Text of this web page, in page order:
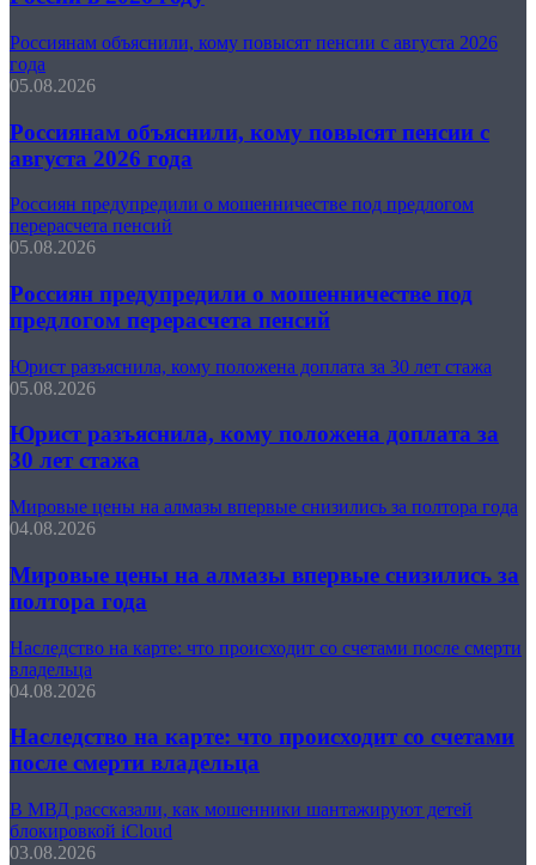
Россиянам объяснили, кому повысят пенсии с августа 2026
года
05.08.2026
Россиянам объяснили, кому повысят пенсии с
августа 2026 года
Россиян предупредили о мошенничестве под предлогом
перерасчета пенсий
05.08.2026
Россиян предупредили о мошенничестве под
предлогом перерасчета пенсий
Юрист разъяснила, кому положена доплата за 30 лет стажа
05.08.2026
Юрист разъяснила, кому положена доплата за
30 лет стажа
Мировые цены на алмазы впервые снизились за полтора года
04.08.2026
Мировые цены на алмазы впервые снизились за
полтора года
Наследство на карте: что происходит со счетами после смерти
владельца
04.08.2026
Наследство на карте: что происходит со счетами
после смерти владельца
В МВД рассказали, как мошенники шантажируют детей
блокировкой iCloud
03.08.2026